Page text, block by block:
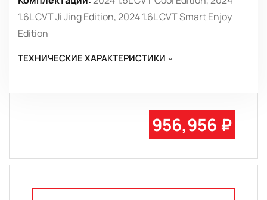
1.6L CVT Ji Jing Edition, 2024 1.6L CVT Smart Enjoy
Edition
ТЕХНИЧЕСКИЕ ХАРАКТЕРИСТИКИ
956,956 ₽